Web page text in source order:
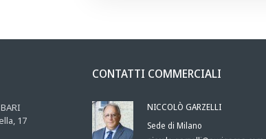
17
CONTATTI COMMERCIALI
NICCOLÒ GARZELLI
Sede di Milano